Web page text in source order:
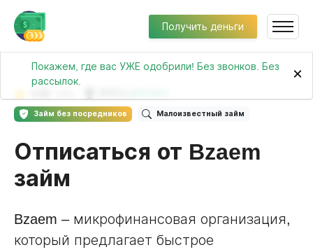
Покажем, где вас УЖЕ одобрили! Без звонков. Без
рассылок.
×
Получить деньги
Займ без посредников Малоизвестный займ
Отписаться от Bzaem
займ
Bzaem – микрофинансовая организация,
который предлагает быстрое